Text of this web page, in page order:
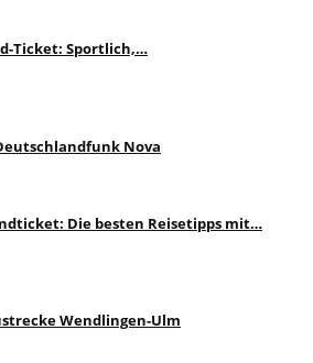
Ticket: Sportlich,…
Nova
Die besten Reisetipps mit…
Wendlingen-Ulm